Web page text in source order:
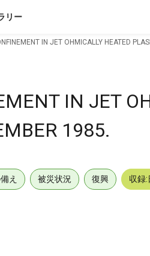
リー
IN JET OHMICALLY HEATED
IN JET
1985.
え 被災状況 復興 収録